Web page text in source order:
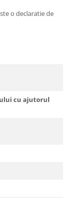
o declaratie de
cu ajutorul